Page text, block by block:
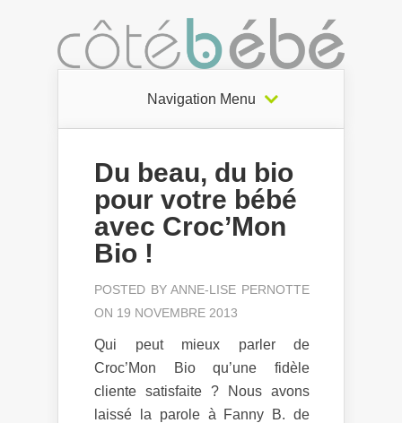
Navigation Menu
Du beau, du bio
pour votre bébé
avec Croc’Mon
Bio !
POSTED BYANNE-LISE PERNOTTE
ON 19 NOVEMBRE 2013
Qui peut mieux parler de
Croc’Mon Bio qu’une fidèle
cliente satisfaite ? Nous avons
laissé la parole à Fanny B. de